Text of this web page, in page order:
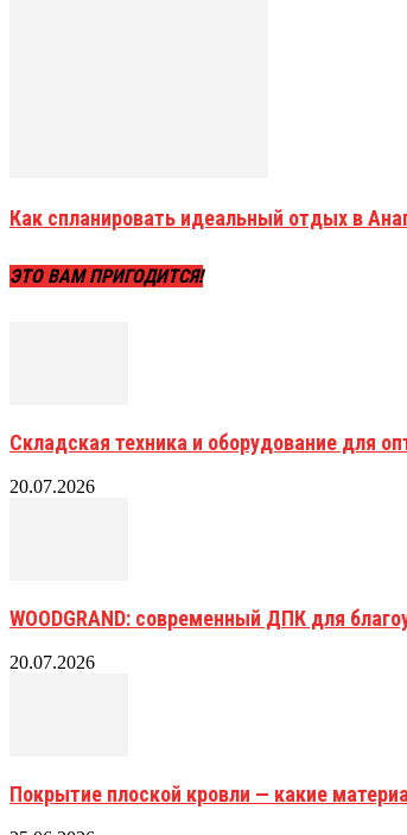
Как спланировать идеальный отдых в
ЭТО ВАМ ПРИГОДИТСЯ!
Складская техника и оборудование для
20.07.2026
WOODGRAND: современный ДПК для
20.07.2026
Покрытие плоской кровли — какие